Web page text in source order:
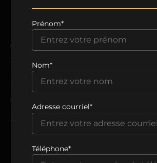
ADRESSE
8205, avenue du Cirque,
Montréal, QC H1Z 0B5
TÉLÉPHONE
438 806-0999
Prénom*
Nom*
Adresse courriel*
Téléphone*